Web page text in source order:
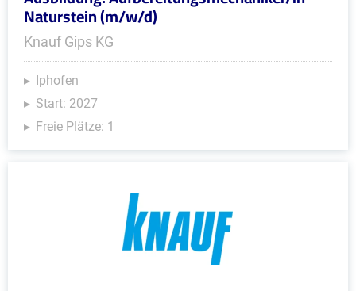
Naturstein (m/w/d)
Knauf Gips KG
Iphofen
Start: 2027
Freie Plätze: 1